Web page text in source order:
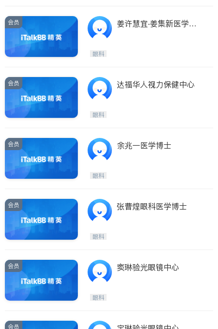
会员
姜许慧宜‧姜集新医学博
眼科
会员 达福华人视力保健中心
眼科
会员 余兆一医学博士
眼科
会员 张曹煌眼科医学博士
眼科
会员 窦琳验光眼镜中心
眼科
会员